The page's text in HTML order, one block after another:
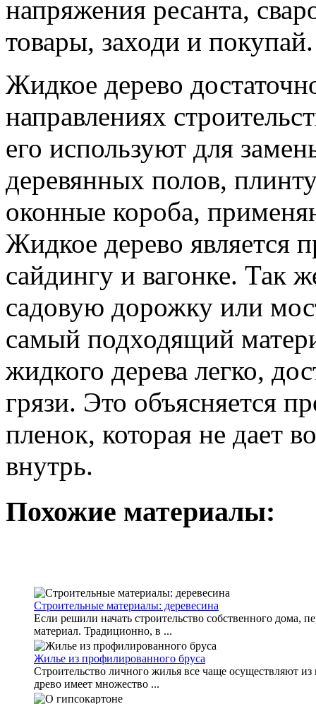
напряжения ресанта,
товары, заходи и покупай.
Жидкое дерево
направлениях
его используют для
деревянных полов,
оконные короба,
Жидкое дерево является
сайдингу и вагонке. Так
садовую дорожку или
самый подходящий
жидкого дерева легко,
грязи. Это объясняется
пленок, которая не дает
внутрь.
Похожие материалы:
Строительные материалы: деревесина
Если решили начать строительство собственного
материал. Традиционно, в ...
Жилье из профилированного бруса
Строительство личного жилья все чаще осуществляют
древо имеет множество ...